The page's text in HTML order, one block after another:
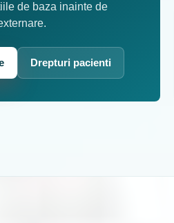
de baza inainte de
Drepturi pacienti